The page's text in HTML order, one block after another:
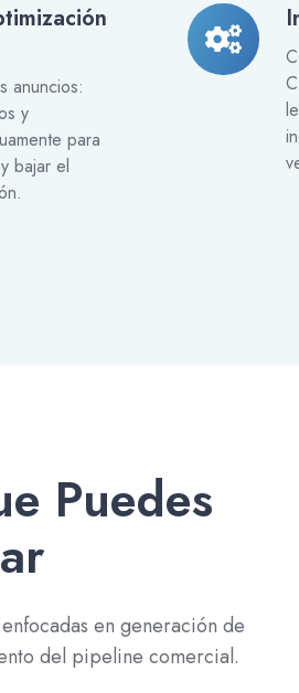
anuncios:
y
para
bajar el
Integración
con
CRM
Puedes
en generación de
del pipeline comercial.